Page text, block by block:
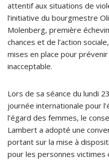
attentif aux situations de
l’initiative du bourgmestre
Molenberg, première
chances et de l’action
mises en place pour
inacceptable.
Lors de sa séance du lundi
journée internationale pour
l’égard des femmes, le
Lambert a adopté une
portant sur la mise à
pour les personnes victimes